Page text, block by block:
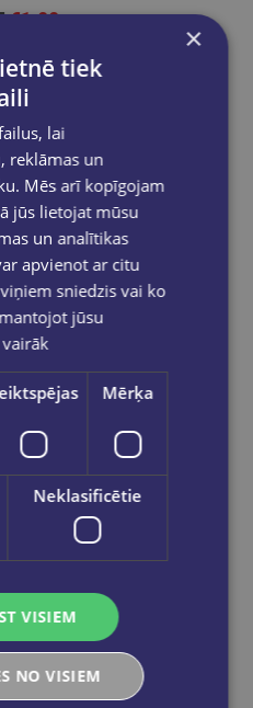
€1.00
of stock
ANNA
Latviešu uzvārdi arhīva materiālos kurzeme zemgale sēlija 1.2 daļas
of stock
×
tiek
lai
reklāmas un
Mēs arī kopīgojam
jūs lietojat mūsu
un analītikas
apvienot ar citu
sniedzis vai ko
jūsu
Mērķa
Neklasificētie
VISIEM
NO VISIEM